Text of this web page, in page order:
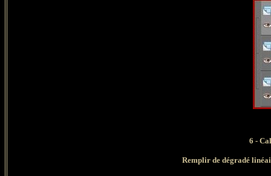
6 -
Remplir de dégradé